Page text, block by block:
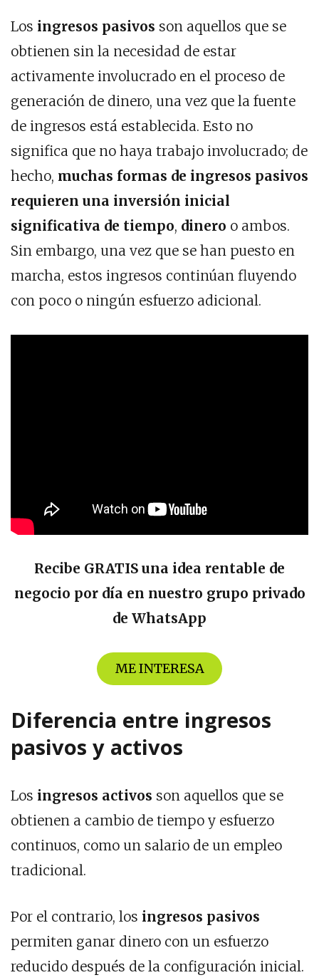
Los ingresos pasivos son aquellos que se
obtienen sin la necesidad de estar
activamente involucrado en el proceso de
generación de dinero, una vez que la fuente
de ingresos está establecida. Esto no
significa que no haya trabajo involucrado; de
hecho, muchas formas de ingresos pasivos
requieren una inversión inicial
significativa de tiempo, dinero o ambos.
Sin embargo, una vez que se han puesto en
marcha, estos ingresos continúan fluyendo
con poco o ningún esfuerzo adicional.
Recibe GRATIS una idea rentable de
negocio por día en nuestro grupo privado
de WhatsApp
ME INTERESA
Diferencia entre ingresos
pasivos y activos
Los ingresos activos son aquellos que se
obtienen a cambio de tiempo y esfuerzo
continuos, como un salario de un empleo
tradicional.
Por el contrario, los ingresos pasivos
permiten ganar dinero con un esfuerzo
reducido después de la configuración inicial.